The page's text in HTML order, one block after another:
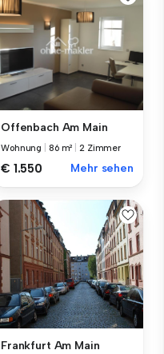
Offenbach Am Main
Wohnung 86 m² |2 Zimmer
€ 1.550 Mehr sehen
Frankfurt Am Main